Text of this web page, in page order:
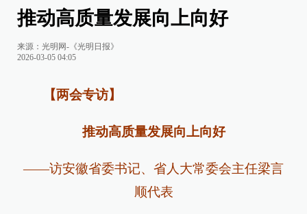
推动高质量发展向上向好
来源： 光明网-《光明日报》
2026-03-05 04:05
【两会专访】
推动高质量发展向上向好
——访安徽省委书记、省人大常委会主任梁言
顺代表